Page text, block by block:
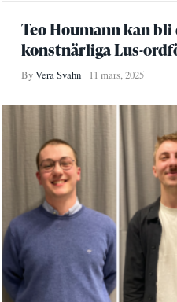
Teo Houmann kan
konstnärliga Lus-
ByVera Svahn 11 mars, 2025